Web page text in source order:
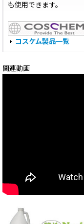
も使用できます。
コスケム製品一覧
関連動画